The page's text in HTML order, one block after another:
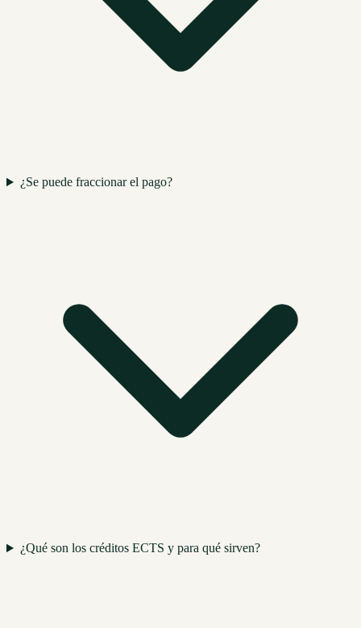
¿Se puede fraccionar el pago?
¿Qué son los créditos ECTS y para qué sirven?